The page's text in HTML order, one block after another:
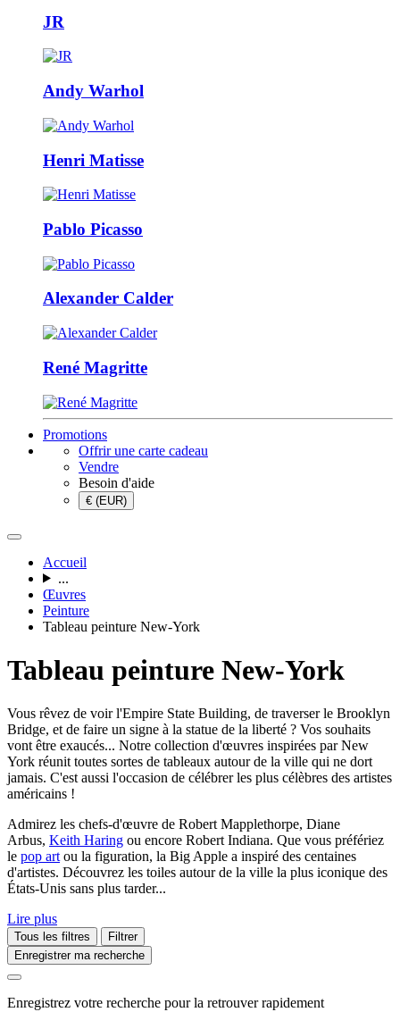
JR
Andy Warhol
Henri Matisse
Pablo Picasso
Alexander Calder
René Magritte
Promotions
Offrir une carte cadeau
Vendre
Besoin d'aide
€ (EUR)
Accueil
...
Œuvres
Peinture
Tableau peinture New-York
Tableau peinture New-York
Vous rêvez de voir l'Empire State Building, de traverser le Brooklyn
Bridge, et de faire un signe à la statue de la liberté ? Vos souhaits
vont être exaucés... Notre collection d'œuvres inspirées par New
York réunit toutes sortes de tableaux autour de la ville qui ne dort
jamais. C'est aussi l'occasion de célébrer les plus célèbres des artistes
américains !
Admirez les chefs-d'œuvre de Robert Mapplethorpe, Diane
Arbus, Keith Haring ou encore Robert Indiana. Que vous préfériez
le pop artou la figuration, la Big Apple a inspiré des centaines
d'artistes. Découvrez les toiles autour de la ville la plus iconique des
États-Unis sans plus tarder...
Lire plus
Tous les filtres
Filtrer
Enregistrer ma recherche
Enregistrez votre recherche pour la retrouver rapidement